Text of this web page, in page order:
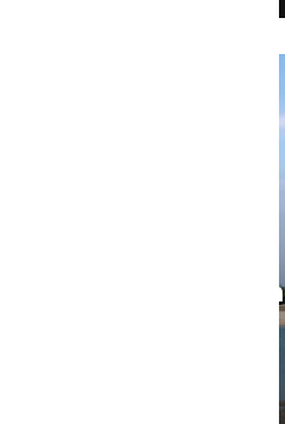
Poletni dan ob Soboškem